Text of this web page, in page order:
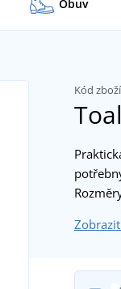
Obuv
Kód